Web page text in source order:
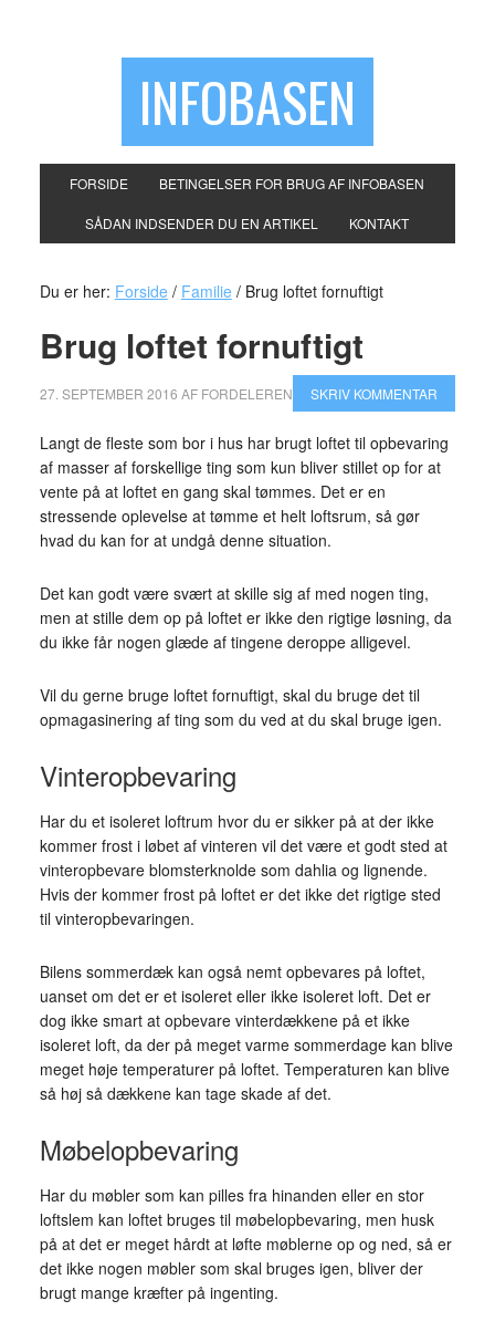
INFOBASEN
FORSIDE BETINGELSER FOR BRUG AF INFOBASEN
SÅDAN INDSENDER DU EN ARTIKEL KONTAKT
Du er her: Forside / Familie /Brug loftet fornuftigt
Brug loftet fornuftigt
27. SEPTEMBER 2016 AF FORDELEREN SKRIV KOMMENTAR
Langt de fleste som bor i hus har brugt loftet til opbevaring
af masser af forskellige ting som kun bliver stillet op for at
vente på at loftet en gang skal tømmes. Det er en
stressende oplevelse at tømme et helt loftsrum, så gør
hvad du kan for at undgå denne situation.
Det kan godt være svært at skille sig af med nogen ting,
men at stille dem op på loftet er ikke den rigtige løsning, da
du ikke får nogen glæde af tingene deroppe alligevel.
Vil du gerne bruge loftet fornuftigt, skal du bruge det til
opmagasinering af ting som du ved at du skal bruge igen.
Vinteropbevaring
Har du et isoleret loftrum hvor du er sikker på at der ikke
kommer frost i løbet af vinteren vil det være et godt sted at
vinteropbevare blomsterknolde som dahlia og lignende.
Hvis der kommer frost på loftet er det ikke det rigtige sted
til vinteropbevaringen.
Bilens sommerdæk kan også nemt opbevares på loftet,
uanset om det er et isoleret eller ikke isoleret loft. Det er
dog ikke smart at opbevare vinterdækkene på et ikke
isoleret loft, da der på meget varme sommerdage kan blive
meget høje temperaturer på loftet. Temperaturen kan blive
så høj så dækkene kan tage skade af det.
Møbelopbevaring
Har du møbler som kan pilles fra hinanden eller en stor
loftslem kan loftet bruges til møbelopbevaring, men husk
på at det er meget hårdt at løfte møblerne op og ned, så er
det ikke nogen møbler som skal bruges igen, bliver der
brugt mange kræfter på ingenting.